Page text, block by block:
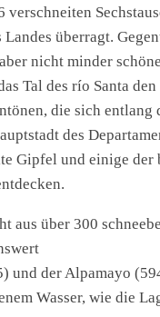
überragt.
nicht minder
Tal des río Santa
die sich entlang
des
Gipfel und einige der
aus über 300
und der Alpamayo
Wasser, wie die